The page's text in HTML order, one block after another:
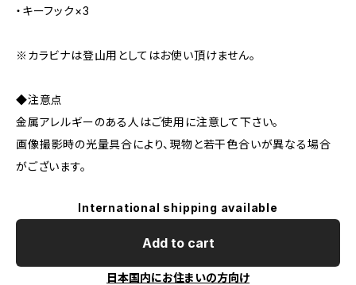
・キーフック×3
※カラビナは登山用としてはお使い頂けません。
◆注意点
金属アレルギーのある人はご使用に注意して下さい。
画像撮影時の光量具合により、現物と若干色合いが異なる場合
がございます。
International shipping available
Add to cart
日本国内にお住まいの方向け